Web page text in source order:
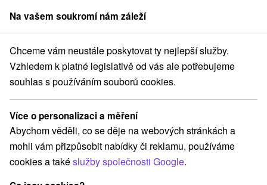
člen skupinySorger
Slovensko Prešovský kraj Vernár Apartmány Juniperus Vernár
Apartmány Juniperus Vernár
Vernár
REZERVACE A VÝBĚR POBYTU
Kontaktujte přímo ubytovatele.
Na vašem soukromí nám záleží
Chceme vám neustále poskytovat ty nejlepší služby.
Vzhledem k platné legislativě od vás ale potřebujeme
souhlas s používáním souborů cookies.
Více o personalizaci a měření
Abychom věděli, co se děje na webových stránkách a
mohli vám přizpůsobit nabídky či reklamu, používáme
cookies a takéslužby společnosti Google.